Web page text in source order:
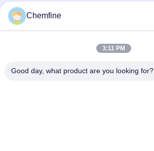
Schnelle Kontaktaufnahme
Adresse
Chemfine
3:11 PM
Good day, what product are you looking for?